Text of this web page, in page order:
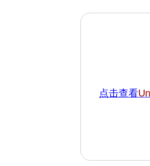
点击查看